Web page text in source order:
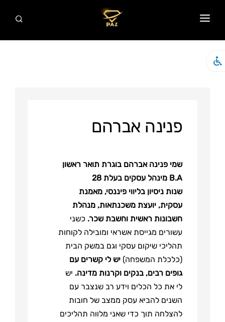
ראשי
פנינה אברהם
שמי פנינה אברהם בוגרת תואר ראשון
B.A מינהל עסקים
בעלת 28
שנות ניסיון בליווי פיננסי, מאמנת
עסקית, יועצת משכנתאות, מנהלת
חשבונות ראשית וחשבת שכר. כשני
עשורים מגייסת אשראי ומובילה לקוחות
תהליכי שיקום עסקי וגם במשק הבית
(כלכלת המשפחה) יש לי קשרים עם
גופים רבים, בנקים וקרנות מדינה. יש
לי את כל הכלים וידע רב שנצבר עם
השנים להביא עסק ממצב של חובות
להצלחה תוך כדי שאני מלווה תהליכים